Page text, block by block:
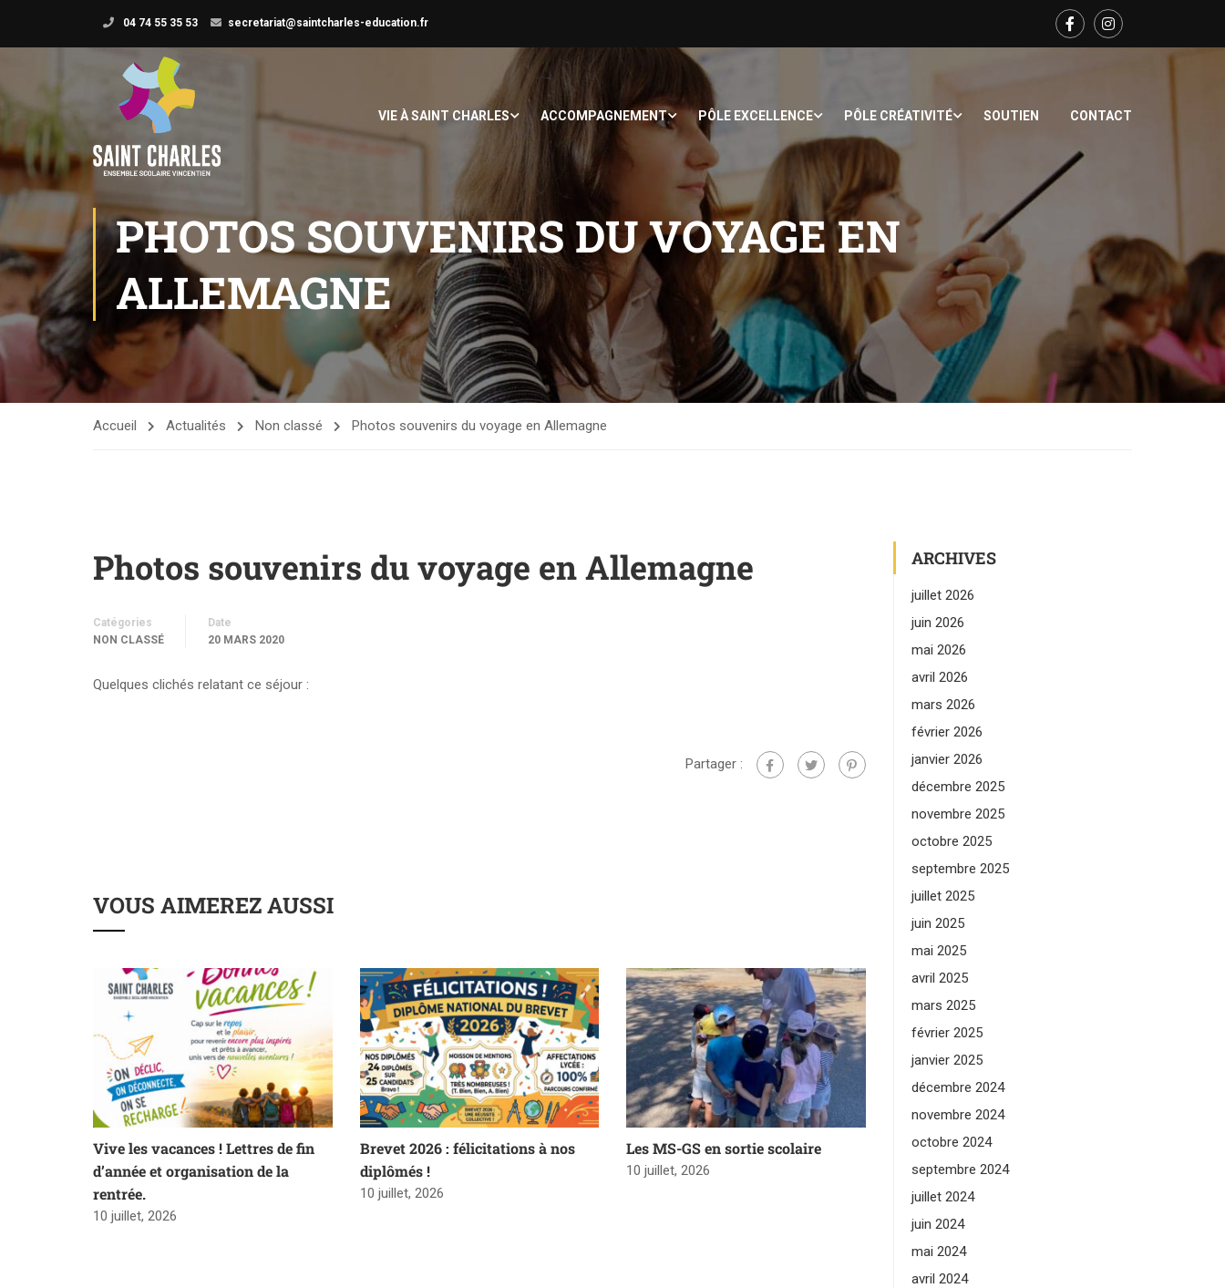
04 74 55 35 53 secretariat@saintcharles-education.fr
VIE À SAINT CHARLES ACCOMPAGNEMENT PÔLE EXCELLENCE PÔLE CRÉATIVITÉ SOUTIEN CONTACT
PHOTOS SOUVENIRS DU VOYAGE EN
ALLEMAGNE
Accueil Actualités Non classé Photos souvenirs du voyage en Allemagne
Photos souvenirs du voyage en Allemagne
Catégories
NON CLASSÉ
Date
20 MARS 2020
Quelques clichés relatant ce séjour :
Partager :
VOUS AIMEREZ AUSSI
Vive les vacances ! Lettres de fin
d’année et organisation de la
rentrée.
10 juillet, 2026
Brevet 2026 : félicitations à nos
diplômés !
10 juillet, 2026
Les MS-GS en sortie scolaire
10 juillet, 2026
ARCHIVES
juillet 2026
juin 2026
mai 2026
avril 2026
mars 2026
février 2026
janvier 2026
décembre 2025
novembre 2025
octobre 2025
septembre 2025
juillet 2025
juin 2025
mai 2025
avril 2025
mars 2025
février 2025
janvier 2025
décembre 2024
novembre 2024
octobre 2024
septembre 2024
juillet 2024
juin 2024
mai 2024
avril 2024